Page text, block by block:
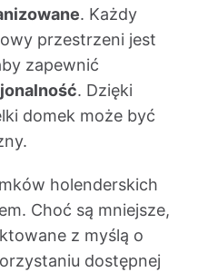
. Każdy
przestrzeni jest
zapewnić
. Dzięki
domek może być
holenderskich
Choć są mniejsze,
z myślą o
dostępnej